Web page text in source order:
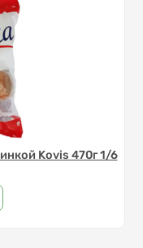
Kovis 470г 1/6